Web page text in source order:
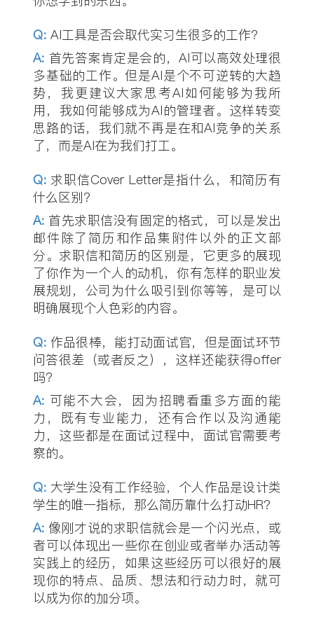
Q: AI工具是否会取代实习生很多的工作？
A: 首先答案肯定是会的，AI可以高效处理很
多基础的工作。但是AI是个不可逆转的大趋
势，我更建议大家思考AI如何能够为我所
用，我如何能够成为AI的管理者。这样转变
思路的话，我们就不再是在和AI竞争的关系
了，而是AI在为我们打工。
Q: 求职信Cover Letter是指什么，和简历有
什么区别？
A: 首先求职信没有固定的格式，可以是发出
邮件除了简历和作品集附件以外的正文部
分。求职信和简历的区别是，它更多的展现
了你作为一个人的动机，你有怎样的职业发
展规划，公司为什么吸引到你等等，是可以
明确展现个人色彩的内容。
Q: 作品很棒，能打动面试官，但是面试环节
问答很差（或者反之），这样还能获得offer
吗？
A: 可能不大会，因为招聘看重多方面的能
力，既有专业能力，还有合作以及沟通能
力，这些都是在面试过程中，面试官需要考
察的。
Q: 大学生没有工作经验，个人作品是设计类
学生的唯一指标，那么简历靠什么打动HR？
A: 像刚才说的求职信就会是一个闪光点，或
者可以体现出一些你在创业或者举办活动等
实践上的经历，如果这些经历可以很好的展
现你的特点、品质、想法和行动力时，就可
以成为你的加分项。